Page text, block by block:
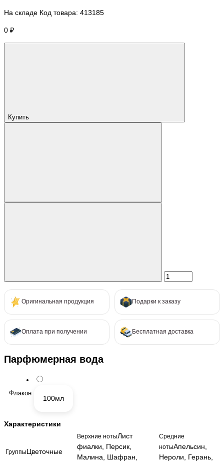
На складе Код товара: 413185
0 ₽
Купить
Оригинальная продукция Подарки к заказу
Оплата при получении Бесплатная доставка
Парфюмерная вода
Флакон
100мл
Характеристики
ГруппыЦветочные
Верхние нотыЛист
фиалки, Персик,
Малина, Шафран,
Средние
нотыАпельсин,
Нероли, Герань,